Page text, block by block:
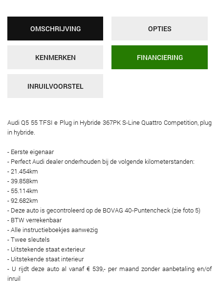
OMSCHRIJVING OPTIES
KENMERKEN FINANCIERING
INRUILVOORSTEL
Audi Q5 55 TFSI e Plug in Hybride 367PK S-Line Quattro Competition, plug
in hybride.
- Eerste eigenaar
- Perfect Audi dealer onderhouden bij de volgende kilometerstanden:
- 21.454km
- 39.858km
- 55.114km
- 92.682km
- Deze auto is gecontroleerd op de BOVAG 40-Puntencheck (zie foto 5)
- BTW verrekenbaar
- Alle instructieboekjes aanwezig
- Twee sleutels
- Uitstekende staat exterieur
- Uitstekende staat interieur
- U rijdt deze auto al vanaf € 539,- per maand zonder aanbetaling en/of
inruil